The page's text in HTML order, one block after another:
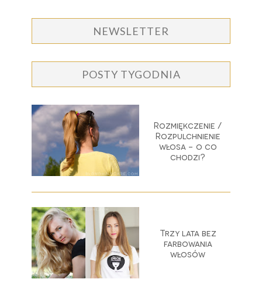
NEWSLETTER
POSTY TYGODNIA
Rozmiękczenie /
Rozpulchnienie
włosa - o co
chodzi?
Trzy lata bez
farbowania
włosów